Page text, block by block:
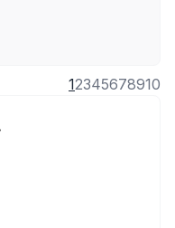
12345678910